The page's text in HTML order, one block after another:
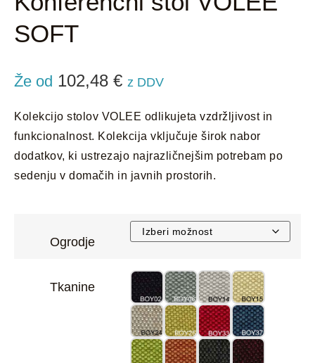
SOFT
Že od 102,48€ z DDV
Kolekcijo stolov VOLEE odlikujeta vzdržljivost in
funkcionalnost. Kolekcija vključuje širok nabor
dodatkov, ki ustrezajo najrazličnejšim potrebam po
sedenju v domačih in javnih prostorih.
Ogrodje
Tkanine